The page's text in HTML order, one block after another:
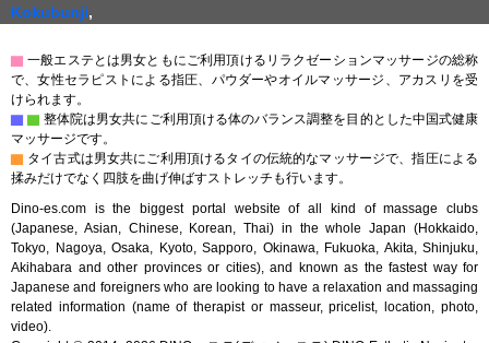
Kokubunji,
▇ 一般エステとは男女ともにご利用頂けるリラクゼーションマッサージの総称
で、女性セラピストによる指圧、パウダーやオイルマッサージ、アカスリを受
けられます。
▇ ▇ 整体院は男女共にご利用頂ける体のバランス調整を目的とした中国式健康
マッサージです。
▇ タイ古式は男女共にご利用頂けるタイの伝統的なマッサージで、指圧による
揉みだけでなく四肢を曲げ伸ばすストレッチも行います。
Dino-es.com is the biggest portal website of all kind of massage clubs
(Japanese, Asian, Chinese, Korean, Thai) in the whole Japan (Hokkaido,
Tokyo, Nagoya, Osaka, Kyoto, Sapporo, Okinawa, Fukuoka, Akita, Shinjuku,
Akihabara and other provinces or cities), and known as the fastest way for
Japanese and foreigners who are looking to have a relaxation and massaging
related information (name of therapist or masseur, pricelist, location, photo,
video).